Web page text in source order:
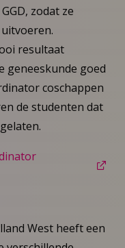
zodat ze
resultaat
geneeskunde goed
coschappen
de studenten dat
West heeft een